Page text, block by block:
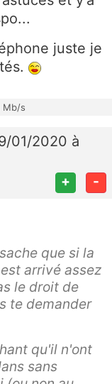
juste je
Mb/s
01/2020 à
+ -
que si la
arrivé assez
le droit de
te demander
qu'il n'ont
sans